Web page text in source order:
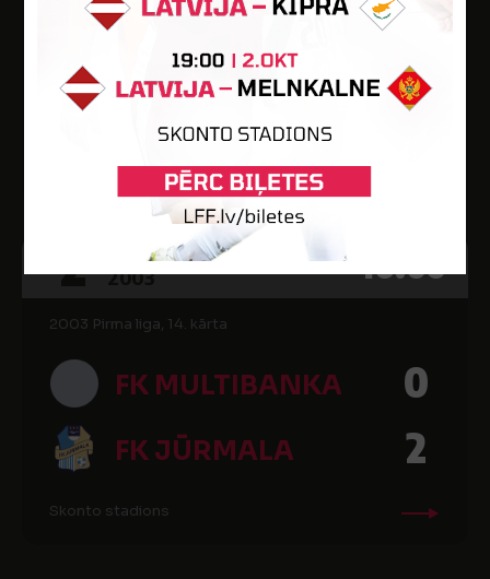
FK VIOLA
2
Jelgavas stadions "Daugava"
2 AUG 16:00
2003
2003 Pirma liga, 14. kārta
FK MULTIBANKA 0
FK JŪRMALA 2
Skonto stadions